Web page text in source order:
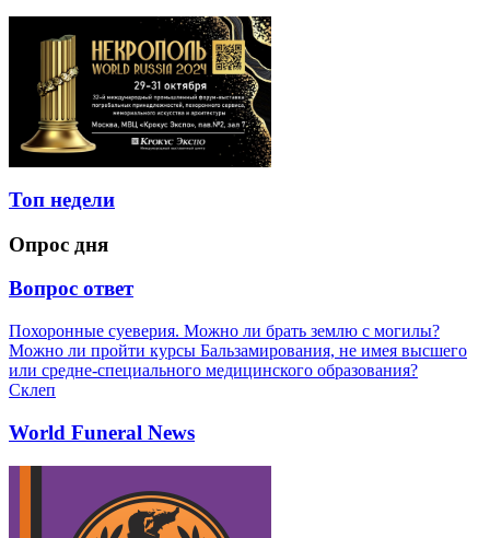
Топ недели
Опрос дня
Вопрос ответ
Похоронные суеверия. Можно ли брать землю с могилы?
Можно ли пройти курсы Бальзамирования, не имея высшего
или средне-специального медицинского образования?
Склеп
World Funeral News